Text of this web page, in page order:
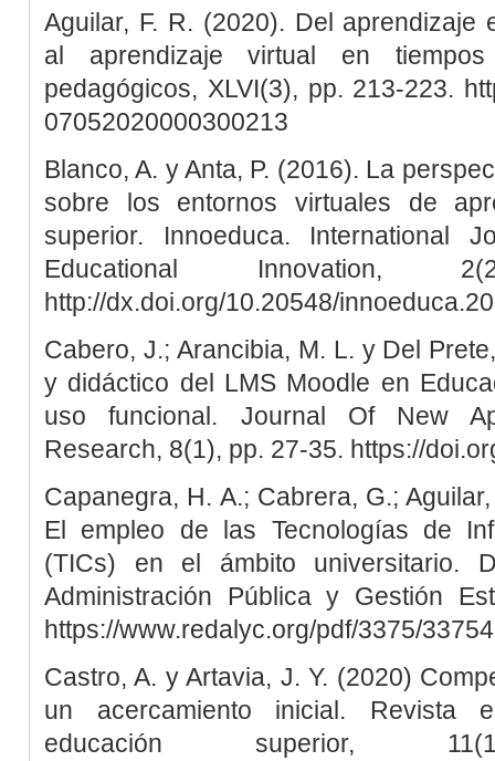
Aguilar, F. R. (2020). Del aprendizaje
al aprendizaje virtual en
pedagógicos, XLVI(3), pp. 213-223.
07052020000300213
Blanco, A. y Anta, P. (2016). La
sobre los entornos virtuales de
superior. Innoeduca. International
Educational Innovation,
http://dx.doi.org/10.20548/
Cabero, J.; Arancibia, M. L. y Del
y didáctico del LMS Moodle en
uso funcional. Journal Of New
Research, 8(1), pp. 27-35. https://
Capanegra, H. A.; Cabrera, G.;
El empleo de las Tecnologías de
(TICs) en el ámbito universitario.
Administración Pública y Gestión
https://www.redalyc.org/pdf/3375/
Castro, A. y Artavia, J. Y. (2020)
un acercamiento inicial. Revista
educación superior,